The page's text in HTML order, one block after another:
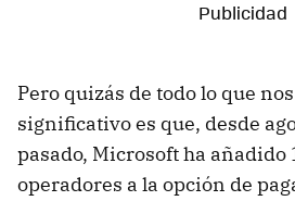
Pero quizás de todo lo que
significativo es que, desde
pasado, Microsoft ha añadido
operadores a la opción de